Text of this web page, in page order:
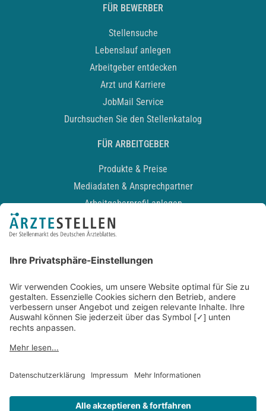
FÜR BEWERBER
Stellensuche
Lebenslauf anlegen
Arbeitgeber entdecken
Arzt und Karriere
JobMail Service
Durchsuchen Sie den Stellenkatalog
FÜR ARBEITGEBER
Produkte & Preise
Mediadaten & Ansprechpartner
Arbeitgeberprofil anlegen
Recruiting-Podcast
Kontakt
Datenschutz
Newsletter